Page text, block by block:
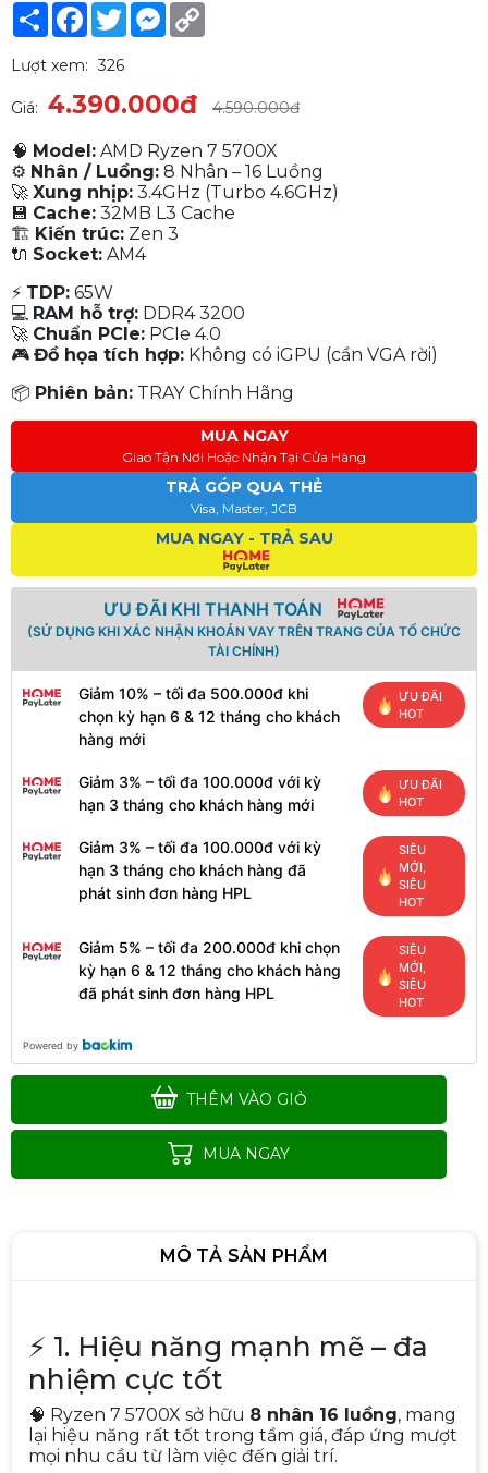
Share Facebook
TwitterMessenger
Lượt xem: 326
Giá: 4.390.000đ 4.590.000đ
🧠 Model: AMD Ryzen 7 5700X
⚙ Nhân / Luồng: 8 Nhân – 16 Luồng
🚀 Xung nhịp: 3.4GHz (Turbo 4.6GHz)
💾 Cache: 32MB L3 Cache
🏗 Kiến trúc: Zen 3
🔌 Socket: AM4
⚡ TDP: 65W
💻 RAM hỗ trợ: DDR4 3200
🚀 Chuẩn PCIe: PCIe 4.0
🎮 Đồ họa tích hợp: Không có iGPU (cần VGA rời)
📦 Phiên bản: TRAY Chính Hãng
MUA NGAY
Giao Tận Nơi Hoặc Nhận Tại Cửa Hàng
TRẢ GÓP QUA THẺ
Visa, Master, JCB
MUA NGAY - TRẢ SAU
ƯU ĐÃI KHI THANH TOÁN
(SỬ DỤNG KHI XÁC NHẬN KHOẢN VAY TRÊN TRANG CỦA TỔ CHỨC
TÀI CHÍNH)
Giảm 10% – tối đa 500.000đ khi
chọn kỳ hạn 6 & 12 tháng cho khách
hàng mới
ƯU ĐÃI
HOT
Giảm 3% – tối đa 100.000đ với kỳ
hạn 3 tháng cho khách hàng mới
ƯU ĐÃI
HOT
Giảm 3% – tối đa 100.000đ với kỳ
hạn 3 tháng cho khách hàng đã
phát sinh đơn hàng HPL
SIÊU
MỚI,
SIÊU
HOT
Giảm 5% – tối đa 200.000đ khi chọn
kỳ hạn 6 & 12 tháng cho khách hàng
đã phát sinh đơn hàng HPL
SIÊU
MỚI,
SIÊU
HOT
Powered by
THÊM VÀO GIỎ
MUA NGAY
MÔ TẢ SẢN PHẨM
⚡ 1. Hiệu năng mạnh mẽ – đa
nhiệm cực tốt
🧠 Ryzen 7 5700X sở hữu 8 nhân 16 luồng, mang
lại hiệu năng rất tốt trong tầm giá, đáp ứng mượt
mọi nhu cầu từ làm việc đến giải trí.
CPU AMD Ryzen 7 5700X3D TRAY
(3.0 GHz Boost 4.1 GHz | 8 Cores
/ 16 Threads | 96 MB Cache)
Liên hệ